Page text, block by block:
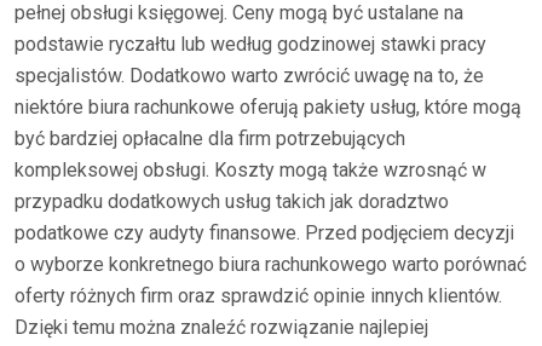
pełnej obsługi księgowej. Ceny mogą być ustalane na
podstawie ryczałtu lub według godzinowej stawki pracy
specjalistów. Dodatkowo warto zwrócić uwagę na to, że
niektóre biura rachunkowe oferują pakiety usług, które mogą
być bardziej opłacalne dla firm potrzebujących
kompleksowej obsługi. Koszty mogą także wzrosnąć w
przypadku dodatkowych usług takich jak doradztwo
podatkowe czy audyty finansowe. Przed podjęciem decyzji
o wyborze konkretnego biura rachunkowego warto porównać
oferty różnych firm oraz sprawdzić opinie innych klientów.
Dzięki temu można znaleźć rozwiązanie najlepiej